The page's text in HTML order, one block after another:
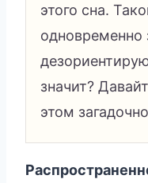
этого сна.
значит?
этом